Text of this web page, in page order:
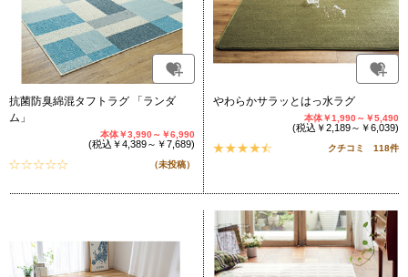
抗菌防臭綿混タフトラグ 「ランダ
ム」
本体￥3,990～￥6,990
(税込￥4,389～￥7,689)
（未投稿）
やわらかサラッとはっ水ラグ
本体￥1,990～￥5,490
(税込￥2,189～￥6,039)
クチコミ 118件